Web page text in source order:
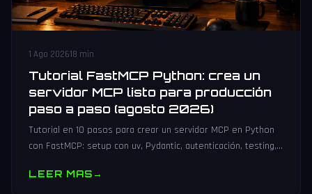
1 Ago 202618 min
Tutorial FastMCP Python: crea un
servidor MCP listo para producción
paso a paso (agosto 2026)
Tutorial en 10 pasos para crear un servidor MCP en Python
con FastMCP: setup con uv, Pydantic, autenticación, testing,
LEER MAS→